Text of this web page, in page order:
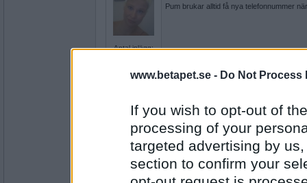
www.betapet.se - Do Not Process
If you wish to opt-out of
processing of your
targeted advertising by
section to confirm your
Antal inlägg:
Pum brukar alltid få nya telefonnummer
remvanrijn
Antal inlägg:
16685
När det kommer till kritan träffar man inte
sen